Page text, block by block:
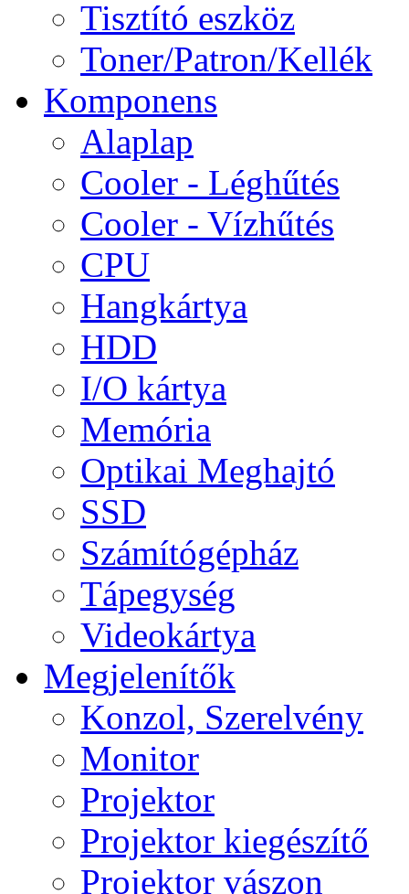
Tisztító eszköz
Toner/Patron/Kellék
Komponens
Alaplap
Cooler - Léghűtés
Cooler - Vízhűtés
CPU
Hangkártya
HDD
I/O kártya
Memória
Optikai Meghajtó
SSD
Számítógépház
Tápegység
Videokártya
Megjelenítők
Konzol, Szerelvény
Monitor
Projektor
Projektor kiegészítő
Projektor vászon